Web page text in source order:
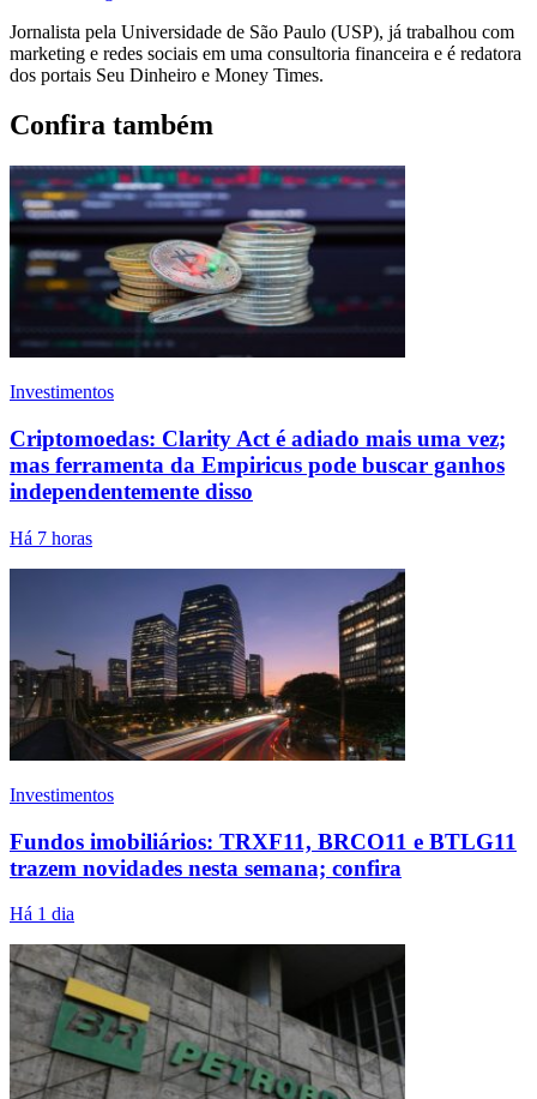
Jornalista pela Universidade de São Paulo (USP), já trabalhou com
marketing e redes sociais em uma consultoria financeira e é redatora
dos portais Seu Dinheiro e Money Times.
Confira também
Investimentos
Criptomoedas: Clarity Act é adiado mais uma vez;
mas ferramenta da Empiricus pode buscar ganhos
independentemente disso
Há 7 horas
Investimentos
Fundos imobiliários: TRXF11, BRCO11 e BTLG11
trazem novidades nesta semana; confira
Há 1 dia